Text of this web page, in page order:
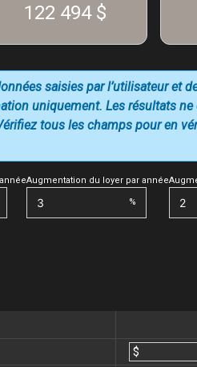
122 494 $
Augmentation du loyer par année
%
saisies par l’utilisateur et
uniquement. Les résultats
tous les champs pour en
$